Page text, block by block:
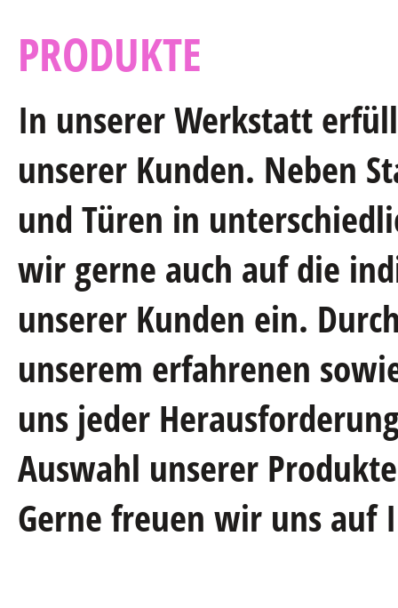
PRODUKTE
In unserer Werkstatt
unserer Kunden. Neben
und Türen in
wir gerne auch auf die
unserer Kunden ein.
unserem erfahrenen
uns jeder
Auswahl unserer
Gerne freuen wir uns auf